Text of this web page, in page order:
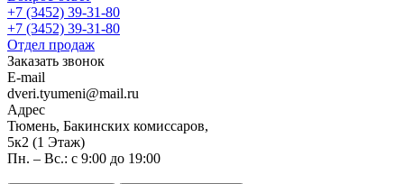
+7 (3452) 39-31-80
+7 (3452) 39-31-80
Отдел продаж
Заказать звонок
E-mail
dveri.tyumeni@mail.ru
Адрес
Тюмень, Бакинских комиссаров,
5к2 (1 Этаж)
Пн. – Вс.: с 9:00 до 19:00